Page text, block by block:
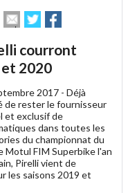
Envoyer
cet
à
un
ami
Partager
sur sur
courront
2020
2017 - Déjà
de rester le fournisseur
et exclusif de
dans toutes les
du championnat du
Motul FIM Superbike l'an
Pirelli vient de
les saisons 2019 et